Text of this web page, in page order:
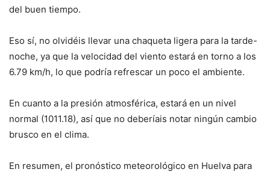
del buen tiempo.
Eso sí, no olvidéis llevar una chaqueta ligera para la tarde-
noche, ya que la velocidad del viento estará en torno a los
6.79 km/h, lo que podría refrescar un poco el ambiente.
En cuanto a la presión atmosférica, estará en un nivel
normal (1011.18), así que no deberíais notar ningún cambio
brusco en el clima.
En resumen, el pronóstico meteorológico en Huelva para